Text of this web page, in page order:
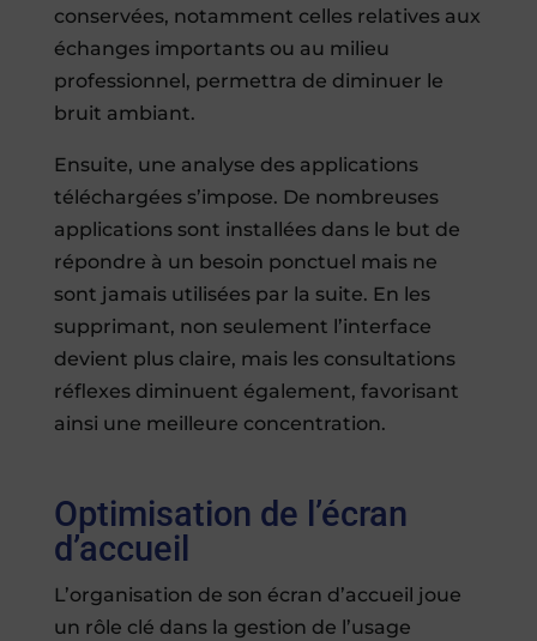
conservées, notamment celles relatives aux
échanges importants ou au milieu
professionnel, permettra de diminuer le
bruit ambiant.
Ensuite, une analyse des applications
téléchargées s’impose. De nombreuses
applications sont installées dans le but de
répondre à un besoin ponctuel mais ne
sont jamais utilisées par la suite. En les
supprimant, non seulement l’interface
devient plus claire, mais les consultations
réflexes diminuent également, favorisant
ainsi une meilleure concentration.
Optimisation de l’écran
d’accueil
L’organisation de son écran d’accueil joue
un rôle clé dans la gestion de l’usage